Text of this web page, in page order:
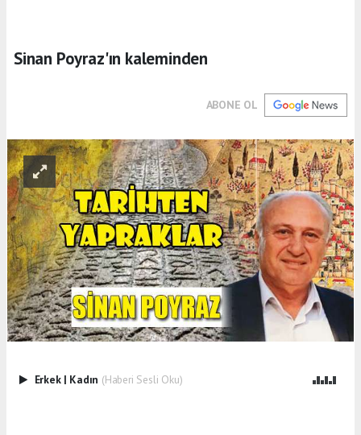
Sinan Poyraz'ın kaleminden
ABONE OL
Erkek | Kadın (Haberi Sesli Oku)